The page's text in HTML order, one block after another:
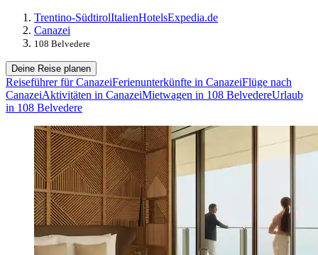
Trentino-SüdtirolItalienHotelsExpedia.de
Canazei
108 Belvedere
Deine Reise planen
Reiseführer für CanazeiFerienunterkünfte in CanazeiFlüge nach
CanazeiAktivitäten in CanazeiMietwagen in 108 BelvedereUrlaub
in 108 Belvedere